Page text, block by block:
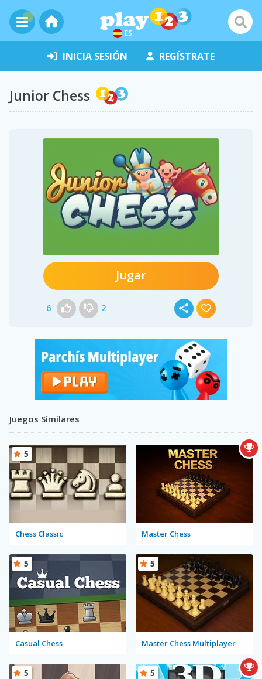
ES
INICIA SESIÓN REGÍSTRATE
Junior Chess
Jugar
6 2
Juegos Similares
Chess Classic
5
Master Chess
Casual Chess
5
Master Chess Multiplayer
5
5 5